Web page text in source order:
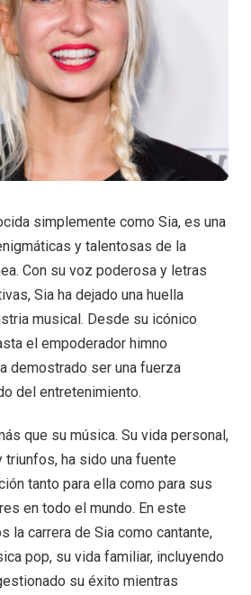
simplemente como Sia, es una
y talentosas de la
Con su voz poderosa y letras
Sia ha dejado una huella
musical. Desde su icónico
el empoderador himno
demostrado ser una fuerza
del entretenimiento.
que su música. Su vida personal,
triunfos, ha sido una fuente
tanto para ella como para sus
en todo el mundo. En este
la carrera de Sia como cantante,
pop, su vida familiar, incluyendo
su éxito mientras